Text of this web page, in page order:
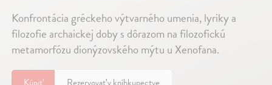
Konfrontácia gréckeho výtvarného umenia, lyriky a
filozofie archaickej doby s dôrazom na filozofickú
metamorfózu dionýzovského mýtu u Xenofana.